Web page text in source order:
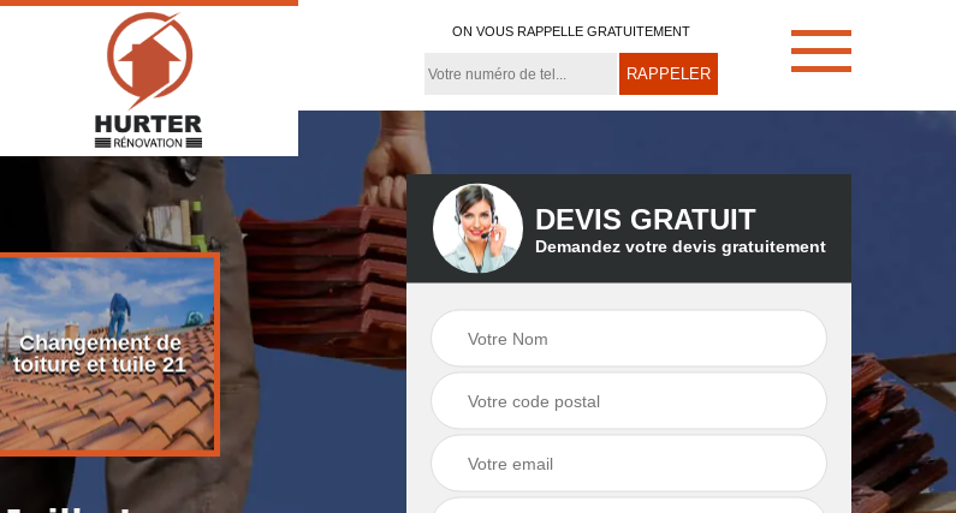
ON VOUS RAPPELLE GRATUITEMENT
Changement de
toiture et tuile 21
Rénovation de
toiture 21
Démoussage de
toiture 21
Couvreur zingueur
21
DEVIS GRATUIT
Demandez votre devis gratuitement